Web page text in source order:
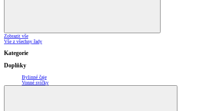
Zobrazit vše
Vše z všechny řady
Kategorie
Doplňky
Bylinné čaje
Vonné svíčky